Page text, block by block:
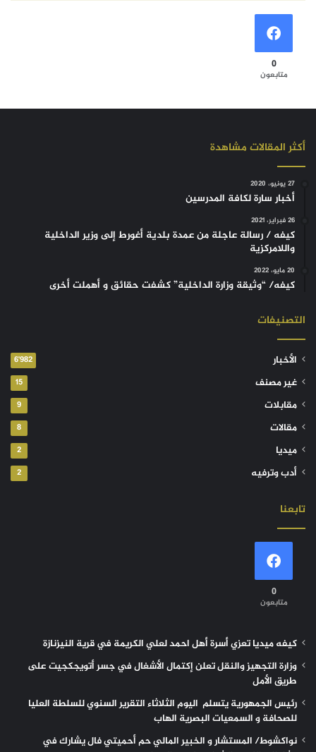
0
متابعون
أكثر المقالات مشاهدة
27 يونيو، 2020
أخبار سارة لكافة المدرسين
26 فبراير، 2021
كيفه / رسالة عاجلة من عمدة بلدية أغورط إلى وزير الداخلية
واللامركزية
20 مايو، 2022
كيفه/ “وثيقة وزارة الداخلية” كشفت حقائق و أهملت أخرى
التصنيفات
الأخبار 6٬982
غير مصنف 15
مقابلات 9
مقالات 8
ميديا 2
أدب وترفيه 2
تابعنا
0
متابعون
كيفه ميديا تعزي أسرة أهل احمد لعلي الكريمة في قرية النيزنازة
وزارة التجهيز والنقل تعلن إكتمال الأشغال في جسر أتويجكجيت على
طريق الأمل
رئيس الجمهورية يتسلم اليوم الثلاثاء التقرير السنوي للسلطة العليا
للصحافة و السمعيات البصرية الهاب
نواكشوط/ المستشار و الخبير المالي حم أحميتي فال يشارك في